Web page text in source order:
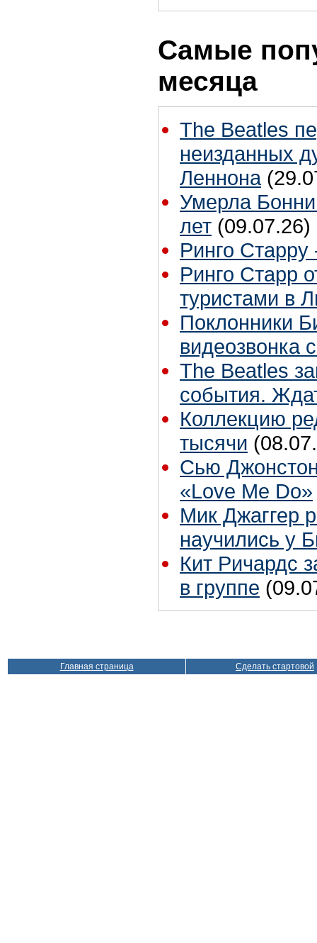
Самые
месяца
The Beatles
неизданных
Леннона
Умерла
лет (09.07.26)
Ринго Старру
Ринго Старр
туристами в
Поклонники
видеозвонка
The Beatles
события.
Коллекцию
тысячи
Сью
«Love Me Do»
Мик Джаггер
научились у
Кит Ричардс
в группе
Главная страница Сделать стартовой